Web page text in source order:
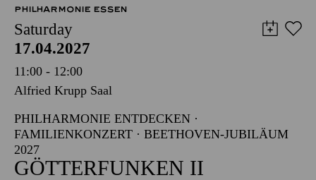
PHILHARMONIE ESSEN
Saturday
17.04.2027
11:00 - 12:00
Alfried Krupp Saal
PHILHARMONIE ENTDECKEN ·
FAMILIENKONZERT · BEETHOVEN-JUBILÄUM
2027
GÖTTERFUNKEN II